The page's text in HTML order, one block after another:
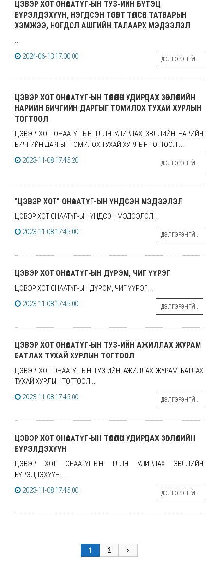
ЦЭВЭР ХОТ ОНӨААТҮГ-ЫН ТУЗ-ИЙН БҮТЭЦ
БҮРЭЛДЭХҮҮН, НЭГДСЭН ТӨСӨВТ ТӨЛСӨН ТАТВАРЫН
ХЭМЖЭЭ, НОГДОЛ АШГИЙН ТАЛААРХ МЭДЭЭЛЭЛ
...
2024-06-13 17:00:00
ДЭЛГЭРЭНГҮЙ..
ЦЭВЭР ХОТ ОНӨААТҮГ-ЫН ТӨЛӨӨЛӨН УДИРДАХ ЗӨВЛӨЛИЙН
НАРИЙН БИЧГИЙН ДАРГЫГ ТОМИЛОХ ТУХАЙ ХУРЛЫН
ТОГТООЛ
ЦЭВЭР ХОТ ОНӨААТҮГ-ЫН ТӨЛӨӨЛӨН УДИРДАХ ЗӨВЛӨЛИЙН НАРИЙН
БИЧГИЙН ДАРГЫГ ТОМИЛОХ ТУХАЙ ХУРЛЫН ТОГТООЛ ...
2023-11-08 17:45:20
ДЭЛГЭРЭНГҮЙ..
"ЦЭВЭР ХОТ" ОНӨААТҮГ-ЫН ҮНДСЭН МЭДЭЭЛЭЛ
ЦЭВЭР ХОТ ОНӨААТҮГ-ЫН ҮНДСЭН МЭДЭЭЛЭЛ...
2023-11-08 17:45:00
ДЭЛГЭРЭНГҮЙ..
ЦЭВЭР ХОТ ОНӨААТҮГ-ЫН ДҮРЭМ, ЧИГ ҮҮРЭГ
ЦЭВЭР ХОТ ОНӨААТҮГ-ЫН ДҮРЭМ, ЧИГ ҮҮРЭГ...
2023-11-08 17:45:00
ДЭЛГЭРЭНГҮЙ..
ЦЭВЭР ХОТ ОНӨААТҮГ-ЫН ТУЗ-ИЙН АЖИЛЛАХ ЖУРАМ
БАТЛАХ ТУХАЙ ХУРЛЫН ТОГТООЛ
ЦЭВЭР ХОТ ОНӨААТҮГ-ЫН ТУЗ-ИЙН АЖИЛЛАХ ЖУРАМ БАТЛАХ
ТУХАЙ ХУРЛЫН ТОГТООЛ...
2023-11-08 17:45:00
ДЭЛГЭРЭНГҮЙ..
ЦЭВЭР ХОТ ОНӨААТҮГ-ЫН ТӨЛӨӨЛӨН УДИРДАХ ЗӨВЛӨЛИЙН
БҮРЭЛДЭХҮҮН
ЦЭВЭР ХОТ ОНӨААТҮГ-ЫН ТӨЛӨӨЛӨН УДИРДАХ ЗӨВЛӨЛИЙН
БҮРЭЛДЭХҮҮН ...
2023-11-08 17:45:00
ДЭЛГЭРЭНГҮЙ..
1 2 >